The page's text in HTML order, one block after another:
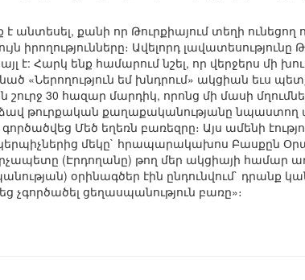
է անտեսել, քանի որ Թուրքիայում տեղի
իրողությունները։ Ավելորդ լավատեսությունը
Հարկ ենք համարում նշել, որ վերջերս մի
եմ խնդրում» ակցիան եւս
30 հազար մարդիկ, որոնց մի մասի
թուրքական քաղաքականությանը նպաստող
Մեծ եղեռն բառեզրը։ Այս ամենի
մեկը` հրապարակախոս Բասքըն
(Էրդողանը) թող մեր ակցիայի համար
օրինագծեր էին ընդունվում` դրանք
ցեղասպանություն բառը»։